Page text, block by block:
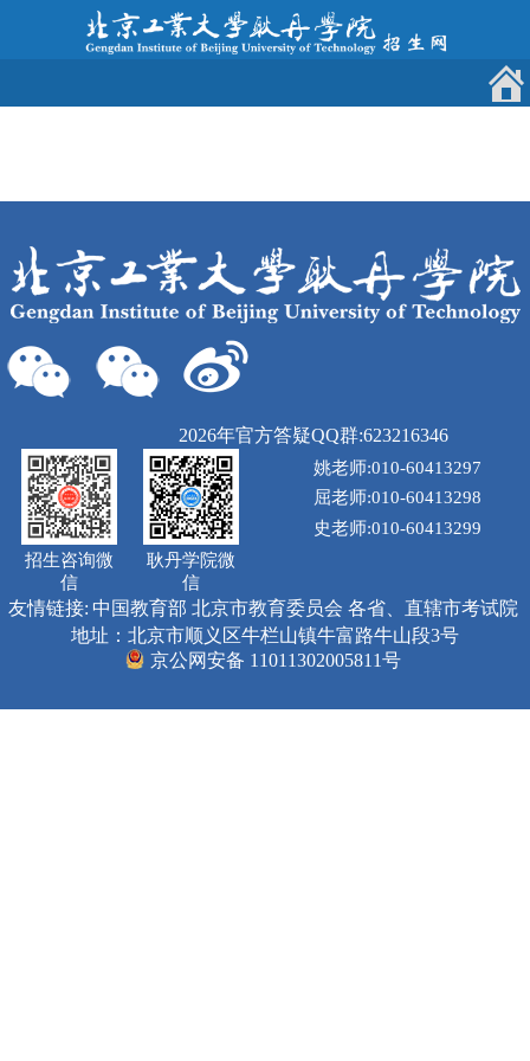
2026年官方答疑QQ群:623216346
姚老师:010-60413297
屈老师:010-60413298
史老师:010-60413299
耿丹学院微
信
招生咨询微
信
友情链接: 中国教育部 北京市教育委员会 各省、直辖市考试院
地址：北京市顺义区牛栏山镇牛富路牛山段3号
京公网安备 11011302005811号